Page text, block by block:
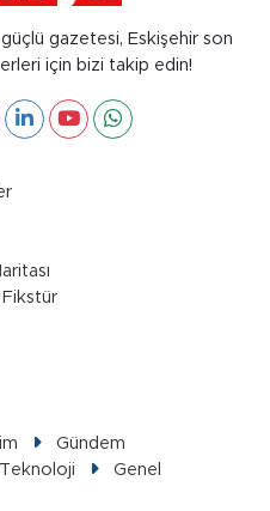
güçlü gazetesi, Eskişehir son
için bizi takip edin!
Fikstür
Gündem
Teknoloji
Genel